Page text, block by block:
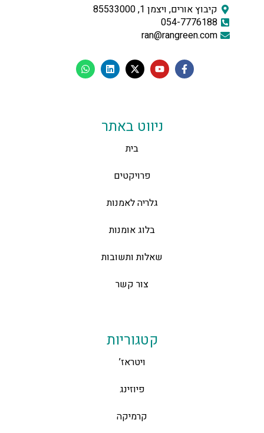
קיבוץ אורים, ויצמן 1, 85533000
054-7776188
ran@rangreen.com
ניווט באתר
בית
פרויקטים
גלריה לאמנות
בלוג אומנות
שאלות ותשובות
צור קשר
קטגוריות
ויטראז’
פיוזינג
קרמיקה